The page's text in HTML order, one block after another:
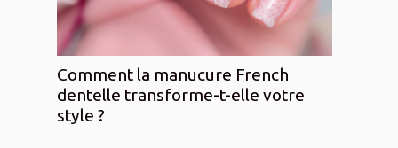
Comment la manucure French
dentelle transforme-t-elle votre
style ?